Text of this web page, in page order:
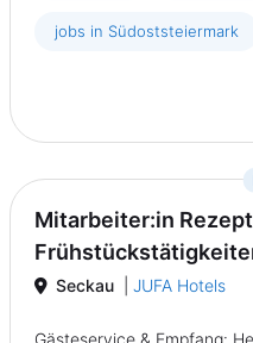
jobs in Südoststeiermark
Mitarbeiter:in
Seckau JUFA Hotels